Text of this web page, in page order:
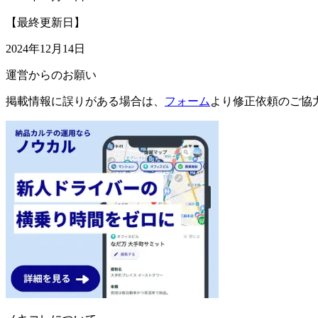
【最終更新日】
2024年12月14日
運営からのお願い
掲載情報に誤りがある場合は、 フォーム より修正依頼のご協